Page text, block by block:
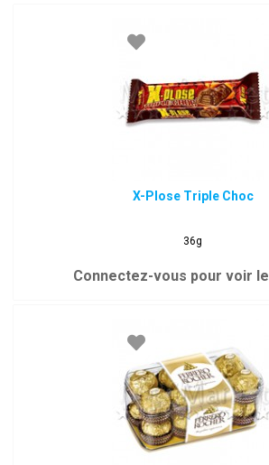
X-Plose Triple Choc
36g
Connectez-vous pour voir